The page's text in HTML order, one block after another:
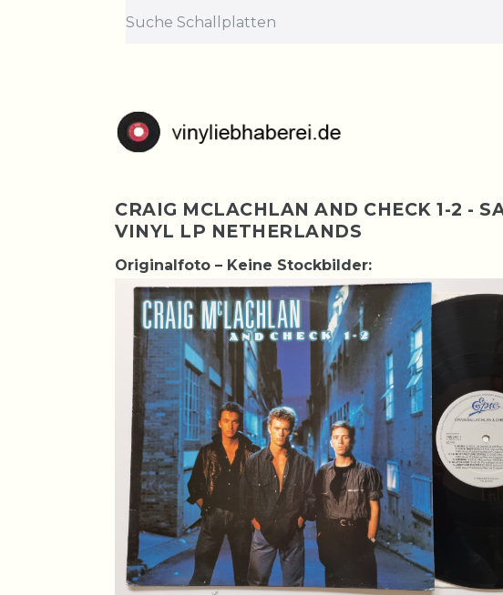
CRAIG MCLACHLAN AND CHECK 1-2 -
VINYL LP NETHERLANDS
Originalfoto – Keine Stockbilder: